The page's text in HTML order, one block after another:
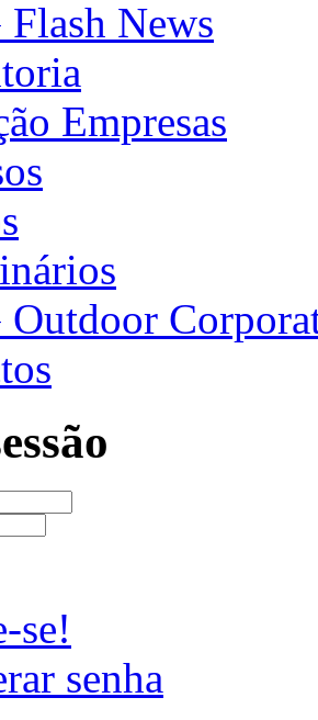
News
Empresas
Outdoor
se!
senha